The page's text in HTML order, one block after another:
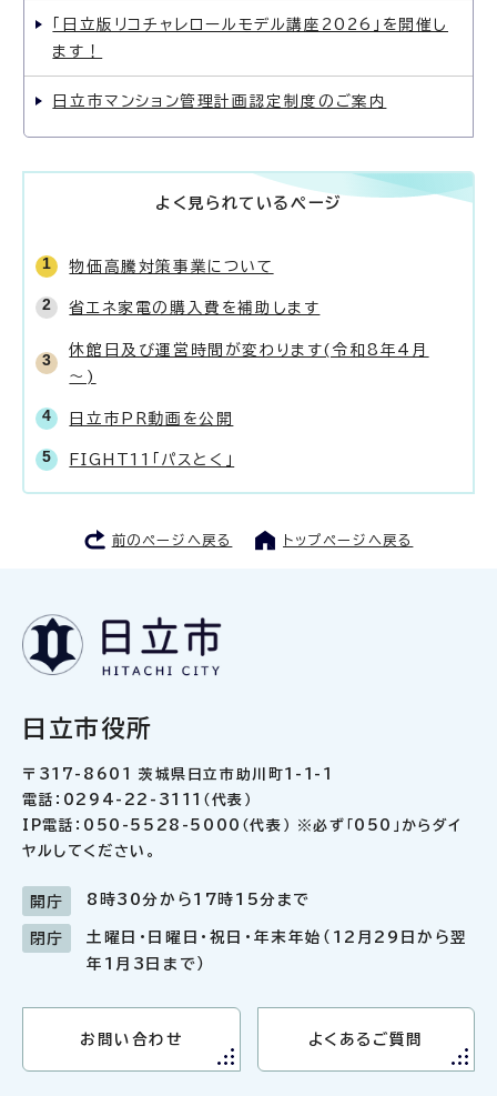
「日立版リコチャレロールモデル講座2026」を開催し
ます！
日立市マンション管理計画認定制度のご案内
よく見られているページ
物価高騰対策事業について
省エネ家電の購入費を補助します
休館日及び運営時間が変わります(令和8年4月
～)
日立市PR動画を公開
FIGHT11「パスとく」
前のページへ戻る トップページへ戻る
日立市役所
〒317-8601 茨城県日立市助川町1-1-1
電話：0294-22-3111（代表）
IP電話：050-5528-5000（代表） ※必ず「050」からダイ
ヤルしてください。
開庁 8時30分から17時15分まで
閉庁
土曜日・日曜日・祝日・年末年始（12月29日から翌
年1月3日まで）
お問い合わせ よくあるご質問